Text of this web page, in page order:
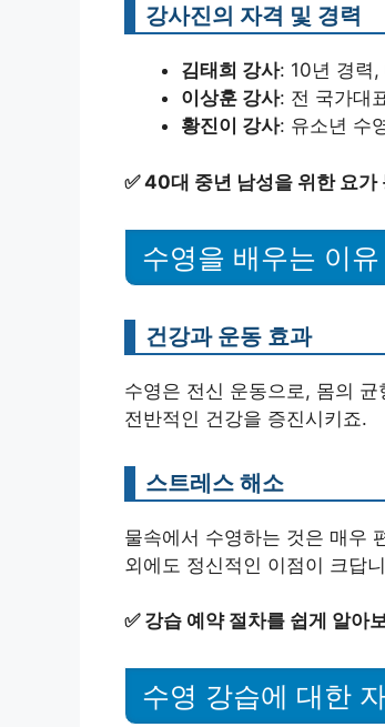
강사진의 자격 및 경력
김태희 강사: 10년 경력,
이상훈 강사: 전 국가대
황진이 강사: 유소년 수
✅40대 중년 남성을 위한 요가
수영을 배우는 이유
건강과 운동 효과
수영은 전신 운동으로, 몸의
전반적인 건강을 증진시키죠.
스트레스 해소
물속에서 수영하는 것은 매우
외에도 정신적인 이점이 크답
✅ 강습 예약 절차를 쉽게 알아
수영 강습에 대한